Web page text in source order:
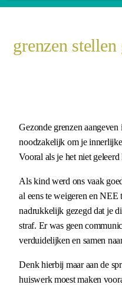
grenzen
Gezonde grenzen
noodzakelijk om je
Vooral als je het niet
Als kind werd ons vaak
al eens te weigeren en NEE
nadrukkelijk gezegd dat je
straf. Er was geen
verduidelijken en samen
Denk hierbij maar aan de
huiswerk moest maken